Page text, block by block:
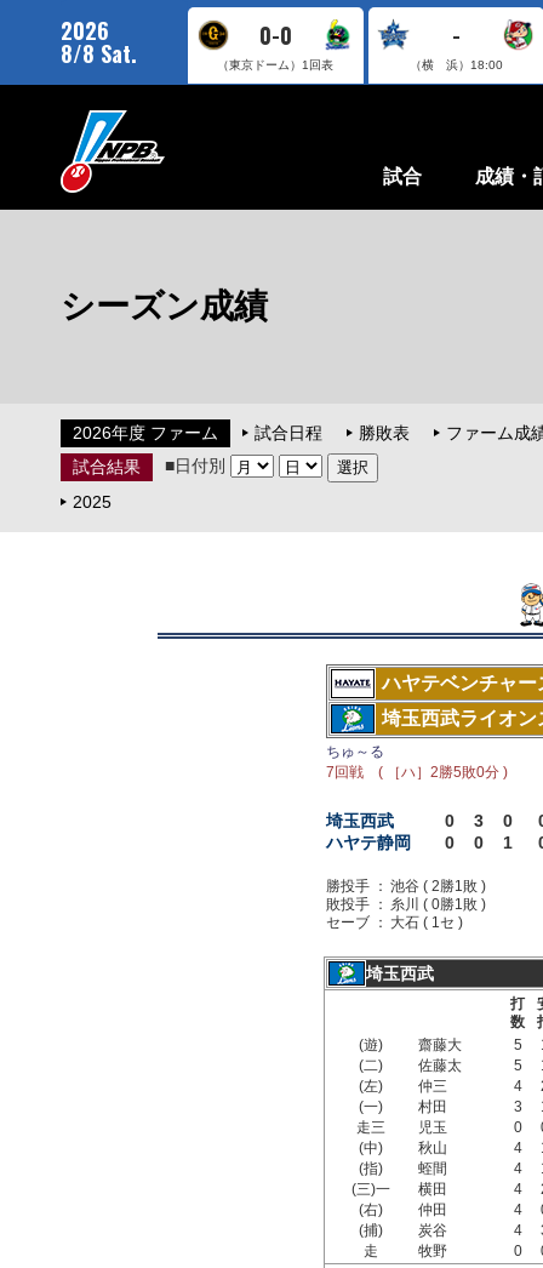
2026
8/8 Sat.
0-0
（東京ドーム） 1回表
-
（横 浜） 18:00
試合 成績・
シーズン成績
2026年度 ファーム 試合日程 勝敗表
ファーム成
試合結果
■日付別
2025
ハヤテベンチャー
埼玉西武ライオン
ちゅ～る
7回戦 ( ［ハ］2勝5敗0分 )
埼玉西武 0 3 0
ハヤテ静岡
0 0 1
勝投手 ： 池谷 ( 2勝1敗 )
敗投手 ： 糸川 ( 0勝1敗 )
セーブ ： 大石 ( 1セ )
埼玉西武
打
数
(遊)
齋藤大 5
(二)
佐藤太 5
(左)
仲三 4
(一)
村田 3
走三
児玉 0
(中)
秋山 4
(指)
蛭間 4
(三)一
横田 4
(右)
仲田 4
(捕)
炭谷 4
走
牧野 0